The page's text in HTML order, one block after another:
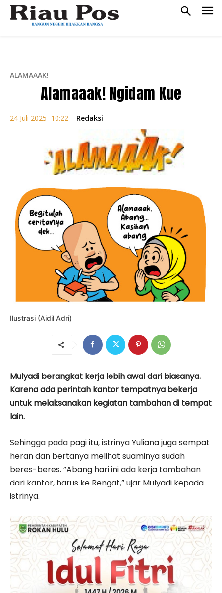
ALAMAAAK!
Alamaaak! Ngidam Kue
24 Juli 2025 -10:22 | Redaksi
Ilustrasi (Aidil Adri)
Mulyadi berangkat kerja lebih awal dari biasanya.
Karena ada perintah kantor tempatnya bekerja
untuk melaksanakan kegiatan tambahan di tempat
lain.
Sehingga pada pagi itu, istrinya Yuliana juga sempat
heran dan bertanya melihat suaminya sudah
beres-beres. ”Abang hari ini ada kerja tambahan
dari kantor, harus ke Rengat,” ujar Mulyadi kepada
istrinya.